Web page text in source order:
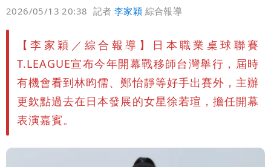
爆料
2026/05/13 20:38 記者李家穎 綜合報導
【李家穎／綜合報導】日本職業桌球聯賽
T.LEAGUE宣布今年開幕戰移師台灣舉行，屆時
有機會看到林昀儒、鄭怡靜等好手出賽外，主辦
更欽點過去在日本發展的女星徐若瑄，擔任開幕
表演嘉賓。